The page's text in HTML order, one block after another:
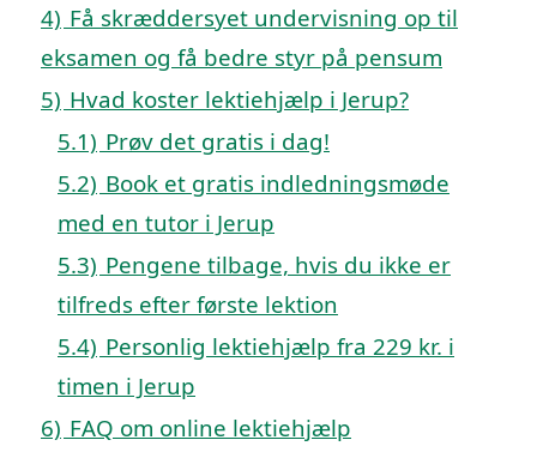
4) Få skræddersyet undervisning op til
eksamen og få bedre styr på pensum
5) Hvad koster lektiehjælp i Jerup?
5.1) Prøv det gratis i dag!
5.2) Book et gratis indledningsmøde
med en tutor i Jerup
5.3) Pengene tilbage, hvis du ikke er
tilfreds efter første lektion
5.4) Personlig lektiehjælp fra 229 kr. i
timen i Jerup
6) FAQ om online lektiehjælp